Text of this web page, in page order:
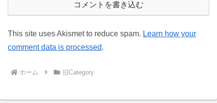
コメントを書き込む
This site uses Akismet to reduce spam. Learn how your
comment data is processed.
ホーム 旧Category